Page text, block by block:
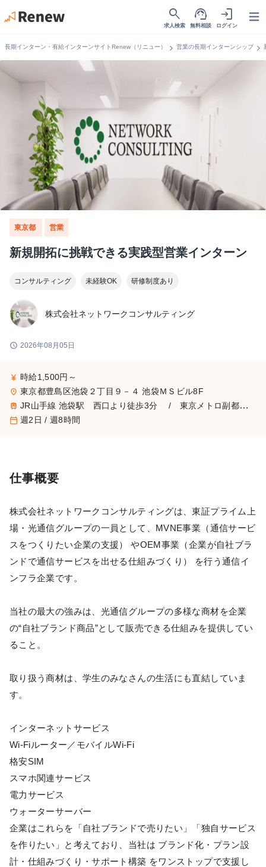
search
求人検索
support_agent
無料相談
login
ログイン
長期インターン・有給インターンサイトRenew（リニュー） chevron_right 営業の長期インターンシップchevron_right
東京都 営業
新規開拓に挑戦できる実践型営業インターン
コンサルティング 未経験OK 研修制度あり
株式会社ネットワークコンサルティング
schedule 2026年08月05日
currency_yen 時給1,500円～
place 東京都豊島区池袋２丁目９－４ 池袋ＭＳビル8F
train JR山手線 池袋駅 西口より徒歩3分 / 東京メトロ副都心線 池袋駅 C6出口より徒歩6分
calendar_today 週2日 / 週8時間
仕事概要
株式会社ネットワークコンサルティングは、東証プライム上
場・光通信グループの一員として、MVNE事業（通信サービ
スをつくりたい企業の支援） やOEM事業（企業が自社ブラ
ンドで通信サービスを出せる仕組みづくり） を行う通信イ
ンフラ企業です。
当社の最大の強みは、光通信グループの多様な商材を企業
の“自社ブランド商品”として販売できる仕組みを提供してい
ること。
取り扱う商材は、学生のみなさんの生活にも直結していま
す。
インターネットサービス
Wi‑Fiルーター／モバイルWi‑Fi
格安SIM
スマホ関連サービス
電力サービス
ウォーターサーバー
企業はこれらを「自社ブランドで売りたい」「独自サービス
を作りたい」と考えており、当社は ブランド化・プラン設
計・仕組みづくり・サポート構築 をワンストップで支援し